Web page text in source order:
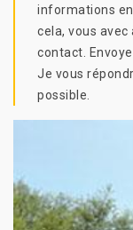
informations
cela, vous
contact.
Je vous
possible.